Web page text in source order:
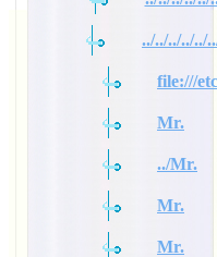
../../../../../
file:///
Mr.
../Mr.
Mr.
Mr.